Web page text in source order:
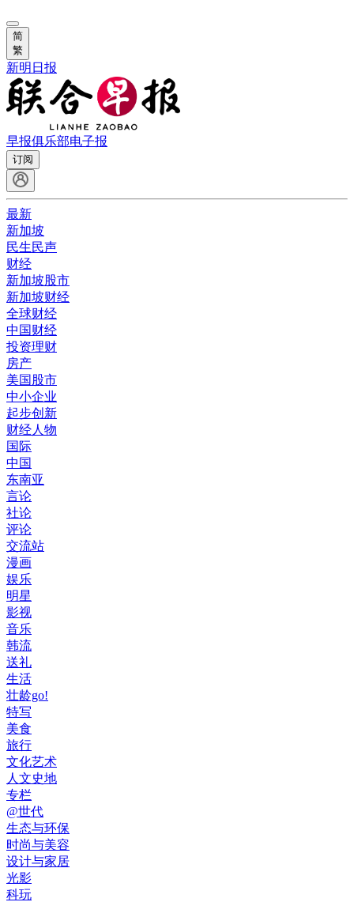
简
繁
新明日报
早报俱乐部电子报
订阅
最新
新加坡
民生民声
财经
新加坡股市
新加坡财经
全球财经
中国财经
投资理财
房产
美国股市
中小企业
起步创新
财经人物
国际
中国
东南亚
言论
社论
评论
交流站
漫画
娱乐
明星
影视
音乐
韩流
送礼
生活
壮龄go!
特写
美食
旅行
文化艺术
人文史地
专栏
@世代
生态与环保
时尚与美容
设计与家居
光影
科玩